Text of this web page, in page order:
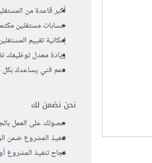
أكبر قاعدة من
حسابات مستقلين
إمكانية تقييم
زيادة معدل توظيفك
دعم فني يساعدك بكل
نحن نضمن لك
حصولك على العمل
تنفيذ المشروع ضمن
نجاح تنفيذ المشروع